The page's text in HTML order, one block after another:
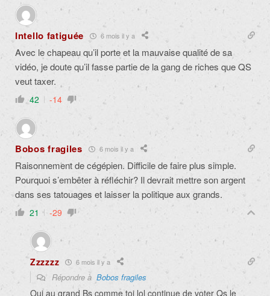
Intello fatiguée 6 mois il y a
Avec le chapeau qu’il porte et la mauvaise qualité de sa
vidéo, je doute qu’il fasse partie de la gang de riches que QS
veut taxer.
42 -14
Bobos fragiles 6 mois il y a
Raisonnement de cégépien. Difficile de faire plus simple.
Pourquoi s’embêter à réfléchir? Il devrait mettre son argent
dans ses tatouages et laisser la politique aux grands.
21 -29
Zzzzzz 6 mois il y a
Répondre à Bobos fragiles
Oui au grand Bs comme toi lol continue de voter Qs le